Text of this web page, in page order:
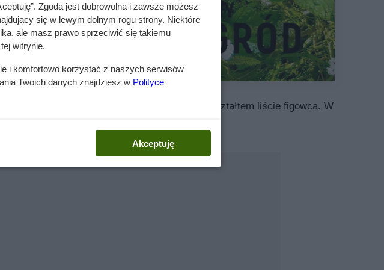
wieloletnie pnącze. Jej liście przypominają kształtem liście figowca. W
Zgoda jest dobrowolna i zawsze możesz
się w lewym dolnym rogu strony. Niektóre
ale masz prawo sprzeciwić się takiemu
witrynie.
i komfortowo korzystać z naszych serwisów
Twoich danych znajdziesz w Polityce
Akceptuję